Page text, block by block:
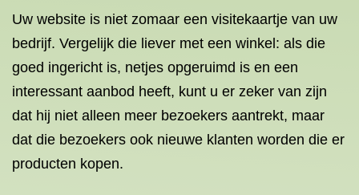
Uw website is niet zomaar een visitekaartje van uw
bedrijf. Vergelijk die liever met een winkel: als die
goed ingericht is, netjes opgeruimd is en een
interessant aanbod heeft, kunt u er zeker van zijn
dat hij niet alleen meer bezoekers aantrekt, maar
dat die bezoekers ook nieuwe klanten worden die er
producten kopen.